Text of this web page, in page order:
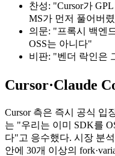
찬성: "Cursor가
MS가 먼저 풀어버
의문: "프록시 백엔
OSS는 아니다"
비판: "벤더 락인은
Cursor·Claude
Cursor 측은 즉시 공식 입
는 "우리는 이미 SDK를
다"고 응수했다. 시장 분
안에 30개 이상의